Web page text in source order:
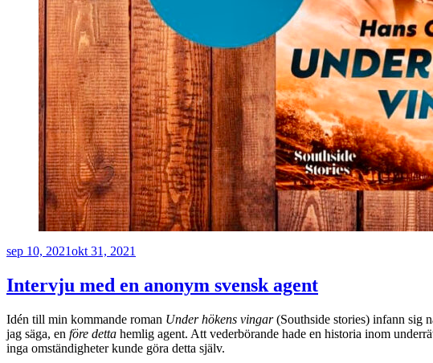
Publicerat
sep 10, 2021okt 31, 2021
Intervju med en anonym svensk agent
Idén till min kommande roman Under hökens vingar(Southside stories) infann sig
jag säga, en före detta hemlig agent. Att vederbörande hade en historia inom
inga omständigheter kunde göra detta själv.